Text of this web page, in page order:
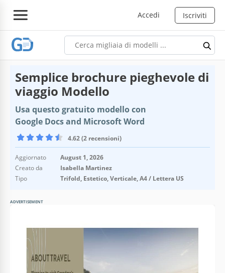
Accedi Iscriviti
Semplice brochure pieghevole di
viaggio Modello
Usa questo gratuito modello con
Google Docs and Microsoft Word
4.62 (2 recensioni)
Aggiornato
August 1, 2026
Creato da
Isabella Martinez
Tipo
Trifold, Estetico, Verticale, A4 / Lettera US
ADVERTISEMENT